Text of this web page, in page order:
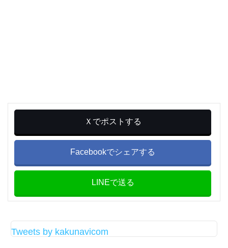
Ｘでポストする
Facebookでシェアする
LINEで送る
Tweets by kakunavicom